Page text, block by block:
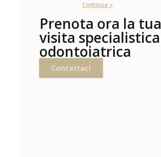
Continua »
Prenota ora la tua
visita specialistica
odontoiatrica
Contattaci